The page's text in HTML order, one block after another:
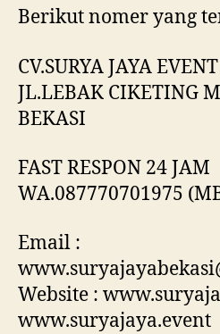
Berikut nomer yang
CV.SURYA JAYA EVENT
JL.LEBAK CIKETING
BEKASI
FAST RESPON 24 JAM
WA.087770701975
Email :
Website :
www.suryajaya.event